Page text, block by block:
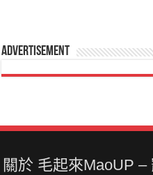
Advertisement
關於 毛起來MaoUP